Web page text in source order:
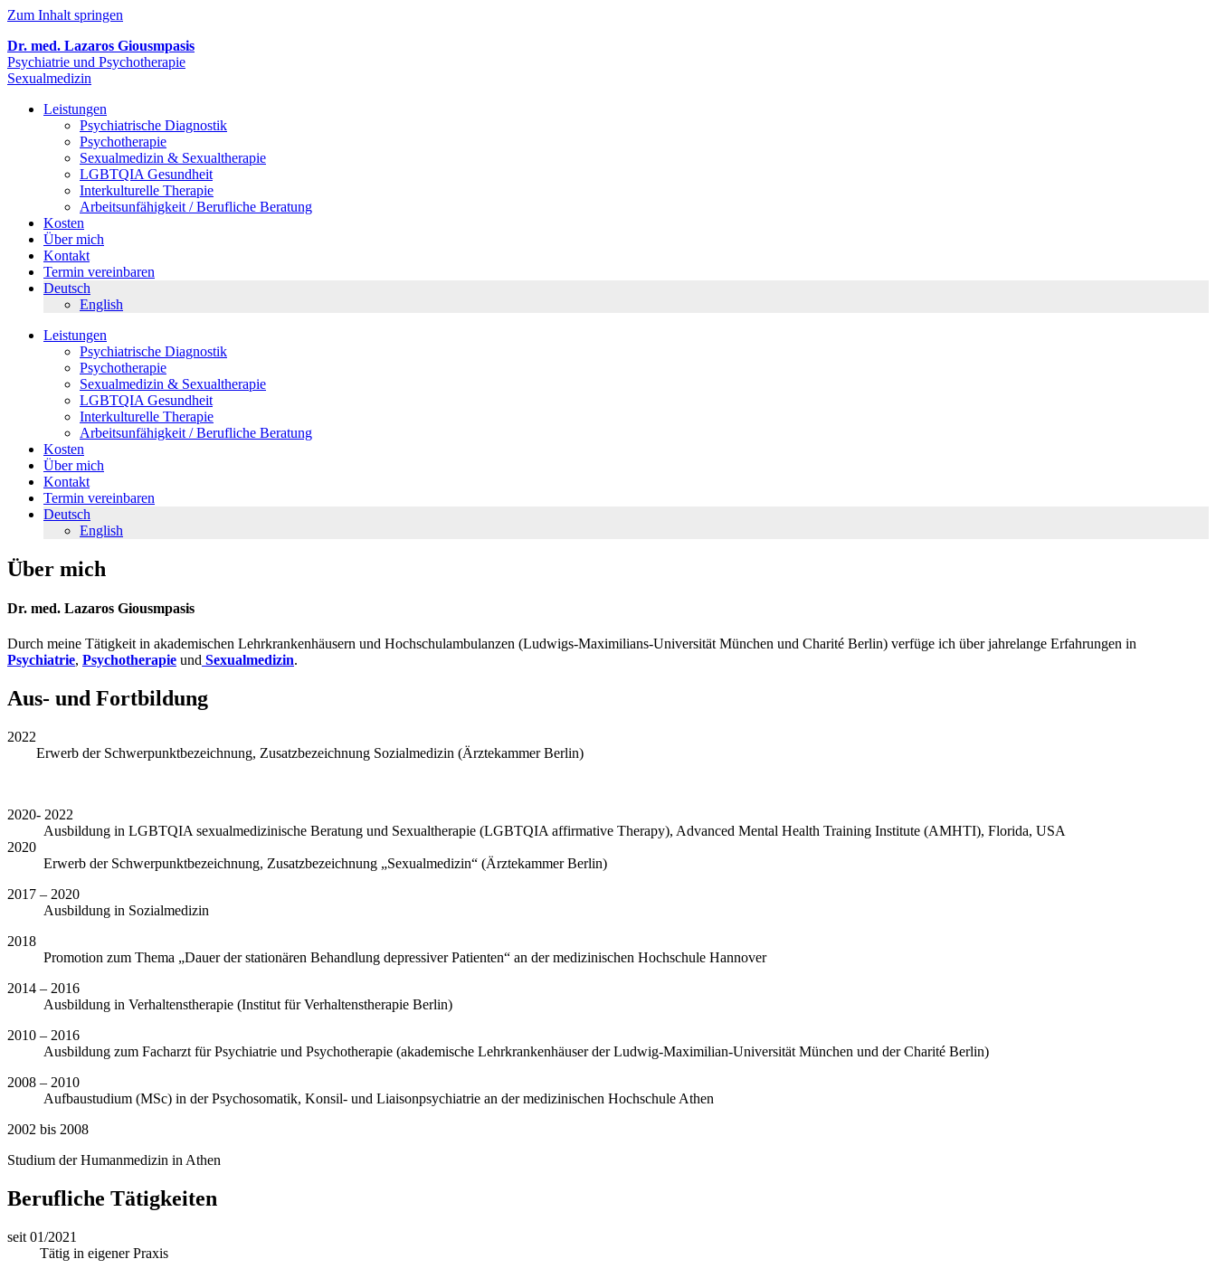
Zum Inhalt springen
Dr. med. Lazaros Giousmpasis
Psychiatrie und Psychotherapie
Sexualmedizin
Leistungen
Psychiatrische Diagnostik
Psychotherapie
Sexualmedizin & Sexualtherapie
LGBTQIA Gesundheit
Interkulturelle Therapie
Arbeitsunfähigkeit / Berufliche Beratung
Kosten
Über mich
Kontakt
Termin vereinbaren
Deutsch
English
Leistungen
Psychiatrische Diagnostik
Psychotherapie
Sexualmedizin & Sexualtherapie
LGBTQIA Gesundheit
Interkulturelle Therapie
Arbeitsunfähigkeit / Berufliche Beratung
Kosten
Über mich
Kontakt
Termin vereinbaren
Deutsch
English
Über mich
Dr. med. Lazaros Giousmpasis
Durch meine Tätigkeit in akademischen Lehrkrankenhäusern und Hochschulambulanzen (Ludwigs-Maximilians-Universität München und Charité Berlin) verfüge ich über jahrelange Erfahrungen in
Psychiatrie, Psychotherapie und Sexualmedizin.
Aus- und Fortbildung
2022
Erwerb der Schwerpunktbezeichnung, Zusatzbezeichnung Sozialmedizin (Ärztekammer Berlin)
2020- 2022
Ausbildung in LGBTQIA sexualmedizinische Beratung und Sexualtherapie (LGBTQIA affirmative Therapy), Advanced Mental Health Training Institute (AMHTI), Florida, USA
2020
Erwerb der Schwerpunktbezeichnung, Zusatzbezeichnung „Sexualmedizin“ (Ärztekammer Berlin)
2017 – 2020
Ausbildung in Sozialmedizin
2018
Promotion zum Thema „Dauer der stationären Behandlung depressiver Patienten“ an der medizinischen Hochschule Hannover
2014 – 2016
Ausbildung in Verhaltenstherapie (Institut für Verhaltenstherapie Berlin)
2010 – 2016
Ausbildung zum Facharzt für Psychiatrie und Psychotherapie (akademische Lehrkrankenhäuser der Ludwig-Maximilian-Universität München und der Charité Berlin)
2008 – 2010
Aufbaustudium (MSc) in der Psychosomatik, Konsil- und Liaisonpsychiatrie an der medizinischen Hochschule Athen
2002 bis 2008
Studium der Humanmedizin in Athen
Berufliche Tätigkeiten
seit 01/2021
Tätig in eigener Praxis